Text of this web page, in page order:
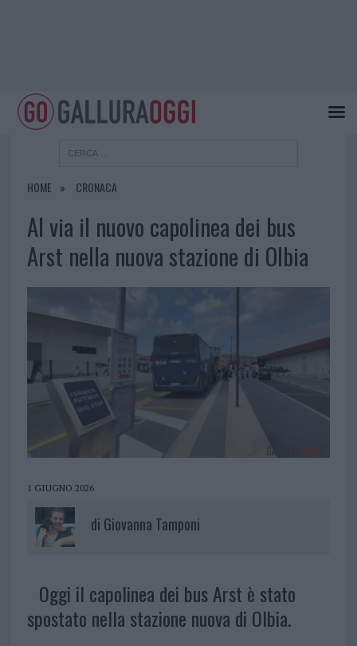
HOME CRONACA
Al via il nuovo capolinea dei bus
Arst nella nuova stazione di Olbia
1 GIUGNO 2026
di Giovanna Tamponi
Oggi il capolinea dei bus Arst è stato
spostato nella stazione nuova di Olbia.